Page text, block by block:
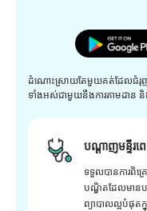
ដំណោះស្រាយតែមួយគត់ដែលជំរុញដោ
ទាំងអស់ជាមួយនឹងការតាមដាន
បណ្តាញមន្ទីរព
ទទួលបានការពិគ្រ
បណ្ឌិតដែលមាន
ព្យាបាលល្អបំផុតក្